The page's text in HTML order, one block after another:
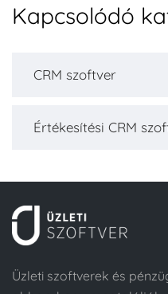
Kapcsolódó
CRM szoftver
Értékesítési CRM
Üzleti szoftverek és